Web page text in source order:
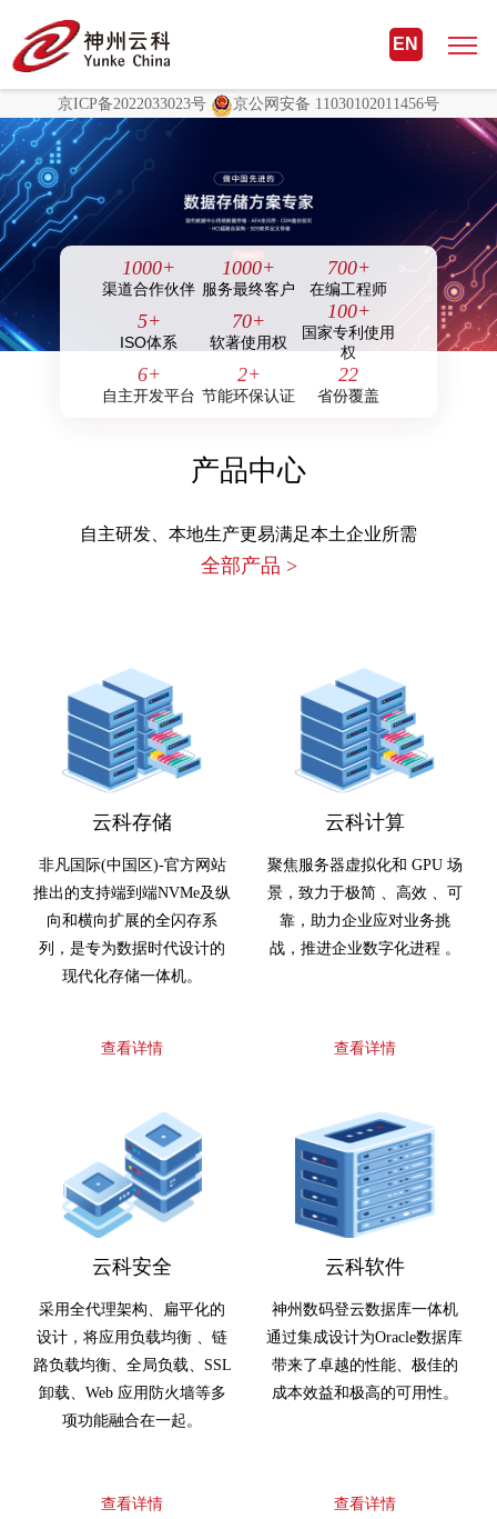
非凡国际(中国区)-官方网站
EN
京ICP备2022033023号
京公网安备 11030102011456号
1000+
渠道合作伙伴
1000+
服务最终客户
700+
在编工程师
5+
ISO体系
70+
软著使用权
100+
国家专利使用
权
6+
自主开发平台
2+
节能环保认证
22
省份覆盖
产品中心
自主研发、本地生产更易满足本土企业所需
全部产品 >
云科存储
非凡国际(中国区)-官方网站
推出的支持端到端NVMe及纵
向和横向扩展的全闪存系
列，是专为数据时代设计的
现代化存储一体机。
查看详情
云科计算
聚焦服务器虚拟化和 GPU 场
景，致力于极简 、高效 、可
靠，助力企业应对业务挑
战，推进企业数字化进程 。
查看详情
云科安全
采用全代理架构、扁平化的
设计，将应用负载均衡 、链
路负载均衡、全局负载、SSL
卸载、Web 应用防火墙等多
项功能融合在一起。
查看详情
云科软件
神州数码登云数据库一体机
通过集成设计为Oracle数据库
带来了卓越的性能、极佳的
成本效益和极高的可用性。
查看详情